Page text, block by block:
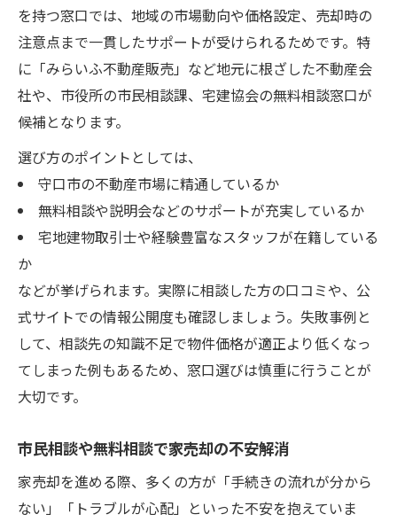
相談先ごとに異なる家売却サポートの違い
守口市で家売却を安心して任せる相談方法
守口市で家売却を相談するなら知っておきたい
ポイント
家売却相談の予約や受付時間の注意点
家売却時の無料相談と有料相談の違い
守口市民相談や弁護士相談で得られる支援
家売却のために必要な事前準備を解説
家売却時の税金やリフォーム相談の活用法
無料で活用できる家売却相談の特徴と流れ
家売却は市役所や宅建協会の無料相談が便
利
無料相談で家売却の方針が明確になる理由
家売却の悩みを無料相談でスムーズに解決
家売却の悩みを守口市の各相談先で解決するに
を持つ窓口では、地域の市場動向や価格設定、売却時の
注意点まで一貫したサポートが受けられるためです。特
に「みらいふ不動産販売」など地元に根ざした不動産会
社や、市役所の市民相談課、宅建協会の無料相談窓口が
候補となります。
選び方のポイントとしては、
守口市の不動産市場に精通しているか
無料相談や説明会などのサポートが充実しているか
宅地建物取引士や経験豊富なスタッフが在籍している
か
などが挙げられます。実際に相談した方の口コミや、公
式サイトでの情報公開度も確認しましょう。失敗事例と
して、相談先の知識不足で物件価格が適正より低くなっ
てしまった例もあるため、窓口選びは慎重に行うことが
大切です。
市民相談や無料相談で家売却の不安解消
家売却を進める際、多くの方が「手続きの流れが分から
ない」「トラブルが心配」といった不安を抱えていま